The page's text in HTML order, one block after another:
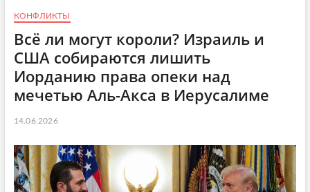
КОНФЛИКТЫ
Всё ли могут короли? Израиль и
США собираются лишить
Иорданию права опеки над
мечетью Аль-Акса в Иерусалиме
14.06.2026